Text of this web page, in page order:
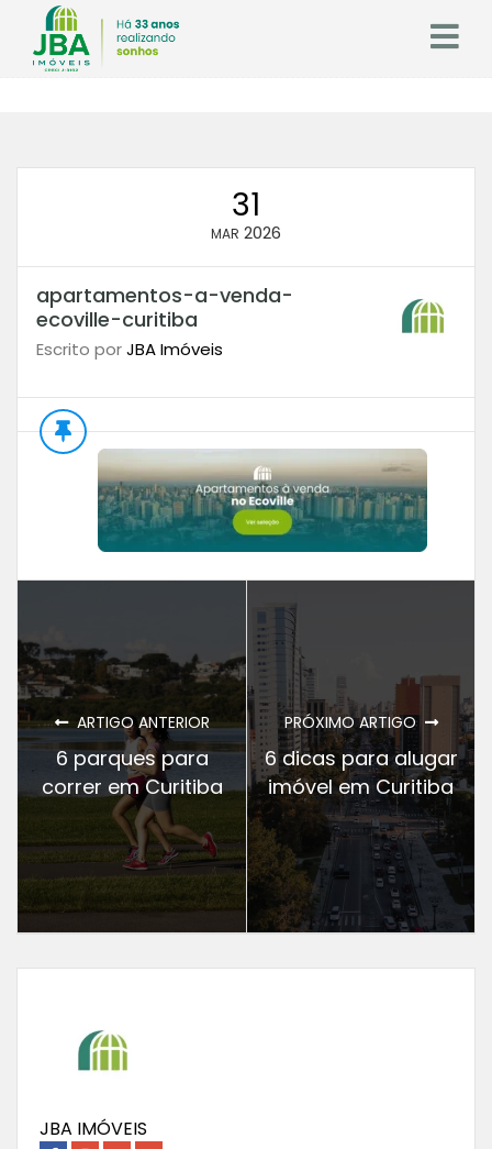
31
MAR 2026
apartamentos-a-venda-
ecoville-curitiba
Escrito porJBA Imóveis
ARTIGO ANTERIOR
6 parques para
correr em Curitiba
PRÓXIMO ARTIGO
6 dicas para alugar
imóvel em Curitiba
JBA IMÓVEIS